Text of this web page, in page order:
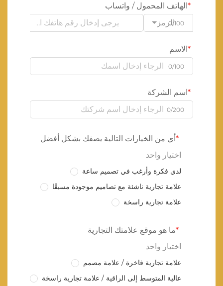
الهاتف المحمول / واتساب
الرمز0/100
الاسم
0/100
اسم الشركة
0/200
أي من الخيارات التالية يصفك بشكل أفضل
اختيار واحد
لدي فكرة وأرغب في تصميم ساعة
علامة تجارية ناشئة مع تصاميم موجودة مسبقًا
علامة تجارية راسخة
ما هو موقع علامتك التجارية
اختيار واحد
علامة تجارية فاخرة / علامة مصمم
عالية المتوسط إلى الراقية / علامة تجارية راسخة